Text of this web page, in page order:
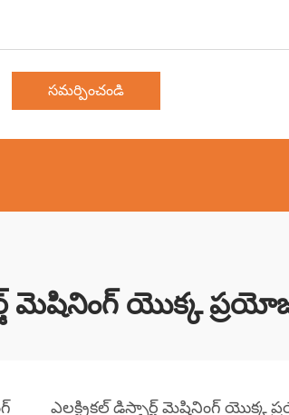
సమర్పించండి
మెషినింగ్ యొక్క
ఎలక్ట్రికల్ డిస్చార్జ్ మెషినింగ్ యొక్క